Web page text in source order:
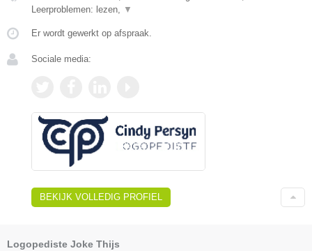
Leerproblemen: lezen,
▼
Er wordt gewerkt op afspraak.
Sociale media:
BEKIJK VOLLEDIG PROFIEL
Logopediste Joke Thijs